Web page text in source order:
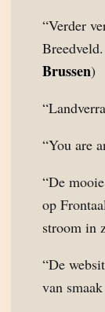
“Verder
Brussen)
“You are
“De
op
stroom in
“De
van